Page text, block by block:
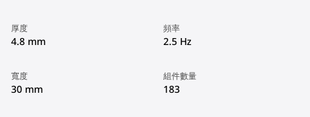
厚度
4.8 mm
頻率
2.5 Hz
寬度
30 mm
組件數量
183